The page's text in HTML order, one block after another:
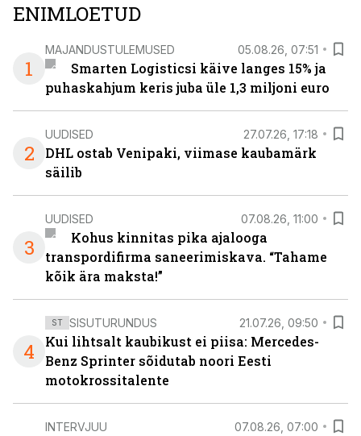
ENIMLOETUD
1
MAJANDUSTULEMUSED 05.08.26, 07:51
Smarten Logisticsi käive langes 15% ja
puhaskahjum keris juba üle 1,3 miljoni euro
2
UUDISED 27.07.26, 17:18
DHL ostab Venipaki, viimase kaubamärk
säilib
3
UUDISED 07.08.26, 11:00
Kohus kinnitas pika ajalooga
transpordifirma saneerimiskava. “Tahame
kõik ära maksta!”
4
ST SISUTURUNDUS 21.07.26, 09:50
Kui lihtsalt kaubikust ei piisa: Mercedes-
Benz Sprinter sõidutab noori Eesti
motokrossitalente
INTERVJUU 07.08.26, 07:00